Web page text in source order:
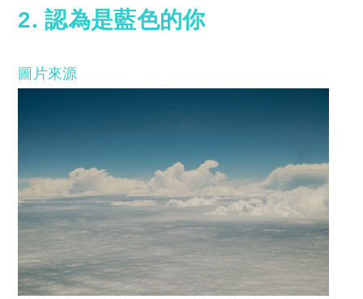
2. 認為是藍色的你
圖片來源